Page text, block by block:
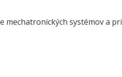
mechatronických systémov a